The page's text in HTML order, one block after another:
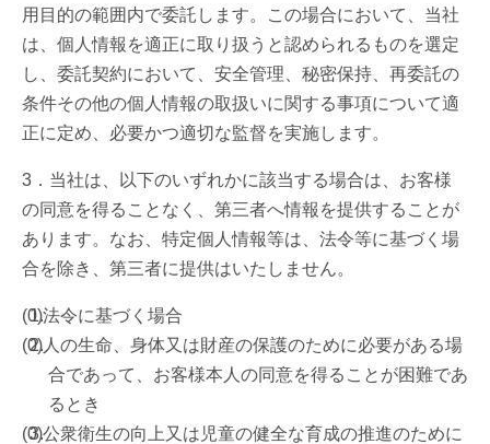
用目的の範囲内で委託します。この場合において、当社
は、個人情報を適正に取り扱うと認められるものを選定
し、委託契約において、安全管理、秘密保持、再委託の
条件その他の個人情報の取扱いに関する事項について適
正に定め、必要かつ適切な監督を実施します。
3．当社は、以下のいずれかに該当する場合は、お客様
の同意を得ることなく、第三者へ情報を提供することが
あります。なお、特定個人情報等は、法令等に基づく場
合を除き、第三者に提供はいたしません。
法令に基づく場合
人の生命、身体又は財産の保護のために必要がある場
合であって、お客様本人の同意を得ることが困難であ
るとき
公衆衛生の向上又は児童の健全な育成の推進のために